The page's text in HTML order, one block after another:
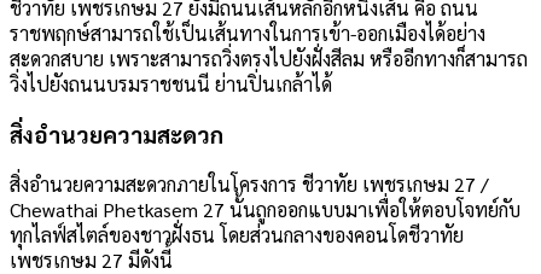
ชีวาทัย เพชรเกษม 27 ยังมีถนนเส้นหลักอีกหนึ่งเส้น คือ ถนน
ราชพฤกษ์สามารถใช้เป็นเส้นทางในการเข้า-ออกเมืองได้อย่าง
สะดวกสบาย เพราะสามารถวิ่งตรงไปยังฝั่งสีลม หรืออีกทางก็สามารถ
วิ่งไปยังถนนบรมราชชนนี ย่านปิ่นเกล้าได้
สิ่งอำนวยความสะดวก
สิ่งอำนวยความสะดวกภายในโครงการ ชีวาทัย เพชรเกษม 27 /
Chewathai Phetkasem 27 นั้นถูกออกแบบมาเพื่อให้ตอบโจทย์กับ
ทุกไลฟ์สไตล์ของชาวฝั่งธน โดยส่วนกลางของคอนโดชีวาทัย
เพชรเกษม 27 มีดังนี้